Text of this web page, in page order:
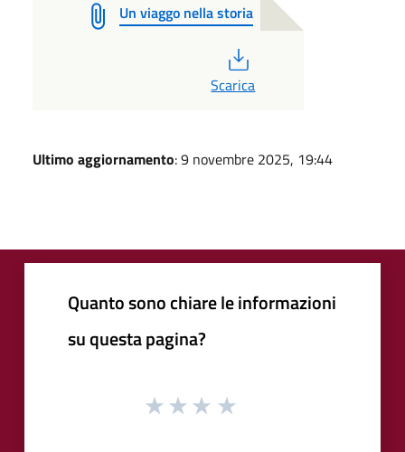
Un viaggo nella storia
Scarica
Ultimo aggiornamento: 9 novembre 2025, 19:44
Quanto sono chiare le informazioni
su questa pagina?